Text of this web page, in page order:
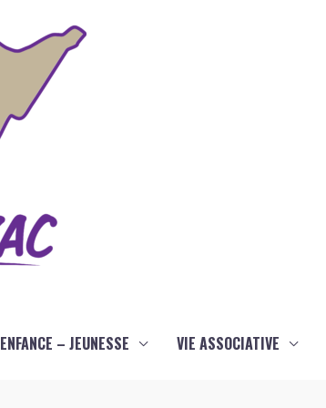
ENFANCE – JEUNESSE VIE ASSOCIATIVE